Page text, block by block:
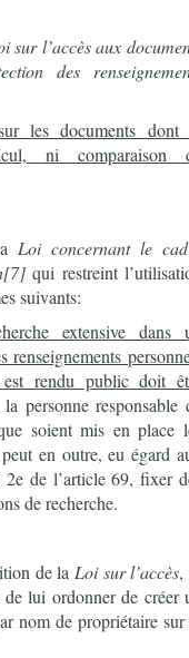
sur l’accès aux
des
les documents dont
ni comparaison
Loi concernant le
qui restreint
suivants:
extensive dans
rendu public doit
personne responsable
soient mis en place
en outre, eu égard
2e de l’article 69, fixer
de recherche.
de la Loi sur l’accès,
lui ordonner de créer
nom de propriétaire